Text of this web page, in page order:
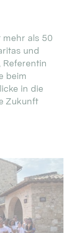
mehr als 50
und
beim
in die
Zukunft